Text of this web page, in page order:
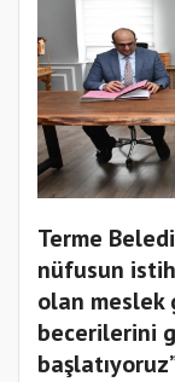
Terme
nüfusun
olan meslek
becerilerini